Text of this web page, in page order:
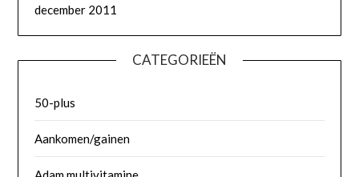
december 2011
CATEGORIEËN
50-plus
Aankomen/gainen